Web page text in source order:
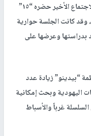
وكشفت الجمعيات الدينية المتطرفة، أن "الاجتماع الأخير حضره “١٥”
وقد كانت الجلسة حوارية
بدراستها وعرضها على
“بيدينو” زيادة عدد
اليهودية وبحث إمكانية
غرباً والأسباط